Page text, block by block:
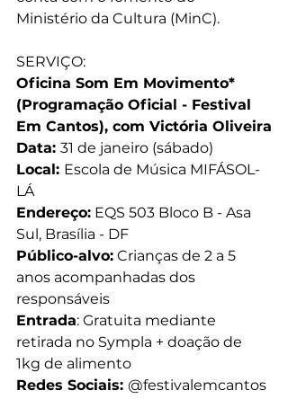
Ministério da Cultura (MinC).
SERVIÇO:
Oficina Som Em Movimento*
(Programação Oficial - Festival
Em Cantos), com Victória Oliveira
Data: 31 de janeiro (sábado)
Local: Escola de Música MIFÁSOL-
LÁ
Endereço: EQS 503 Bloco B - Asa
Sul, Brasília - DF
Público-alvo: Crianças de 2 a 5
anos acompanhadas dos
responsáveis
Entrada: Gratuita mediante
retirada no Sympla + doação de
1kg de alimento
Redes Sociais: @festivalemcantos